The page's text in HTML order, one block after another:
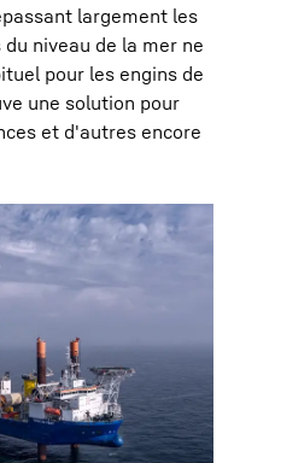
largement les
niveau de la mer ne
pour les engins de
une solution pour
et d'autres encore